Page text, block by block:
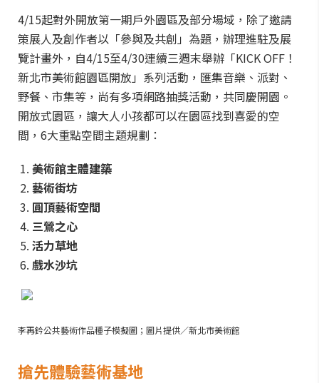
4/15起對外開放第一期戶外園區及部分場域，除了邀請
策展人及創作者以「參與及共創」為題，辦理進駐及展
覽計畫外，自4/15至4/30連續三週末舉辦「KICK OFF！
新北市美術館園區開放」系列活動，匯集音樂、派對、
野餐、市集等，尚有多項網路抽獎活動，共同慶開園。
開放式園區，讓大人小孩都可以在園區找到喜愛的空
間，6大重點空間主題規劃：
美術館主體建築
藝術街坊
圓頂藝術空間
三鶯之心
活力草地
戲水沙坑
李再鈐公共藝術作品種子模擬圖；圖片提供／新北市美術館
搶先體驗藝術基地